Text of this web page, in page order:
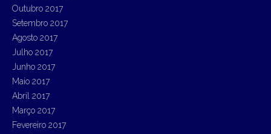
Outubro 2017
Setembro 2017
Agosto 2017
Julho 2017
Junho 2017
Maio 2017
Abril 2017
Março 2017
Fevereiro 2017